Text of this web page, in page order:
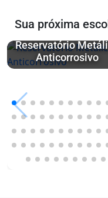
Sua próxima
Reservatório
Anticorrosivo